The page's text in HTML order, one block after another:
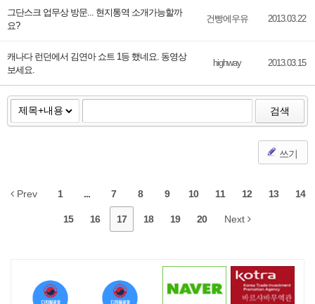
그단스크 업무상 방문... 현지통역 소개가능할까
요?
건빵에우유 2013.03.22
캐나다 런던에서 김연아 쇼트 1등 했네요. 동영상
보세요.
highway 2013.03.15
검색
쓰기
Prev 1 ... 7 8 9 10 11 12 13 14
15 16 17 18 19 20 Next